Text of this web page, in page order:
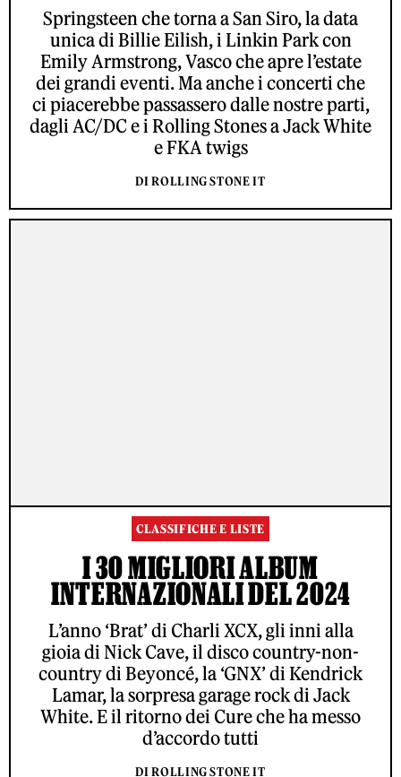
Springsteen che torna a San Siro, la data
unica di Billie Eilish, i Linkin Park con
Emily Armstrong, Vasco che apre l’estate
dei grandi eventi. Ma anche i concerti che
ci piacerebbe passassero dalle nostre parti,
dagli AC/DC e i Rolling Stones a Jack White
e FKA twigs
DI ROLLING STONE IT
CLASSIFICHE E LISTE
I 30 MIGLIORI ALBUM
INTERNAZIONALI DEL 2024
L’anno ‘Brat’ di Charli XCX, gli inni alla
gioia di Nick Cave, il disco country-non-
country di Beyoncé, la ‘GNX’ di Kendrick
Lamar, la sorpresa garage rock di Jack
White. E il ritorno dei Cure che ha messo
d’accordo tutti
DI ROLLING STONE IT